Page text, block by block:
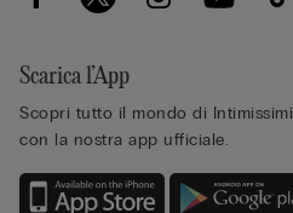
Scarica l’App
Scopri tutto il mondo di Intimissimi
con la nostra app ufficiale.